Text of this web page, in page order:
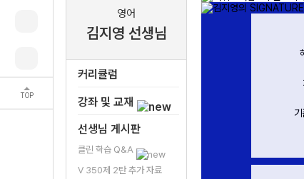
TOP
영어
김지영 선생님
커리큘럼
강좌 및 교재
선생님 게시판
클린 학습 Q&A
V 350제 2탄 추가 자료
영어 지문을 읽는 방법을 가르쳐 주셔서
이를 통해 저희가 모호성을 최소화할 수
있도록 만들어 주십니다.
- 수강생 김*하 -